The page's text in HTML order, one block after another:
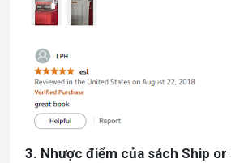
3. Nhược điểm của sách Ship or